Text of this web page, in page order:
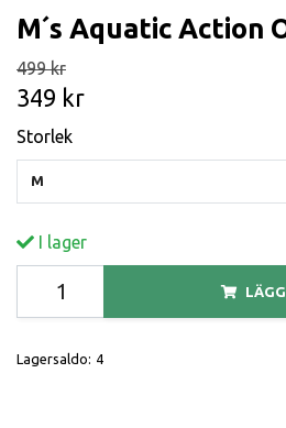
M´s Aquatic Action
499 kr
349 kr
Storlek
M
I lager
Lagersaldo: 4